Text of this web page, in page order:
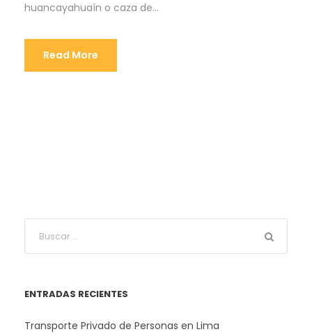
huancayahuaín o caza de...
Read More
ENTRADAS RECIENTES
Transporte Privado de Personas en Lima